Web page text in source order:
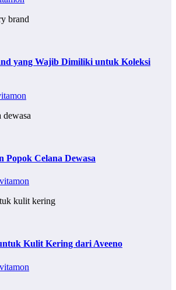
yang Wajib Dimiliki untuk Koleksi
Popok Celana Dewasa
Kulit Kering dari Aveeno